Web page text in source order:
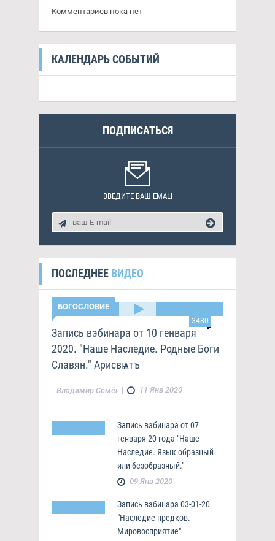
Комментариев пока нет
КАЛЕНДАРЬ СОБЫТИЙ
ПОДПИСАТЬСЯ
ВВЕДИТЕ ВАШ EMALI
ПОСЛЕДНЕЕ ВИДЕО
3480
БОГОСЛОВИЕ
Запись вэбинара от 10 генваря
2020. "Наше Наследие. Родные Боги
Славян." Арисвѩтъ
Владимир Семёнов
| 11 Янв 2020
Запись вэбинара от 07
генваря 20 года "Наше
Наследие. Язык образный
или безобразный."
09 Янв 2020
Запись вэбинара 03-01-20
"Наследие предков.
Мировосприятие"